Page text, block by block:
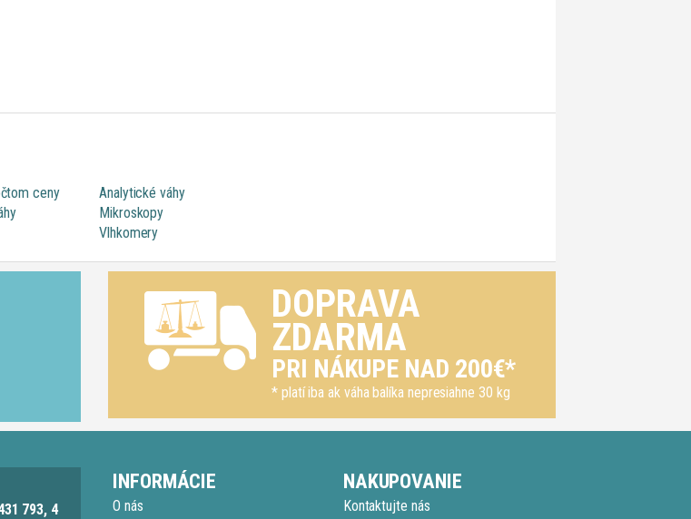
ceny
Analytické váhy
Mikroskopy
Vlhkomery
DOPRAVA
ZDARMA
PRI NÁKUPE NAD 200€*
* platí iba ak váha balíka nepresiahne 30 kg
793, 4
INFORMÁCIE
O nás
NAKUPOVANIE
Kontaktujte nás